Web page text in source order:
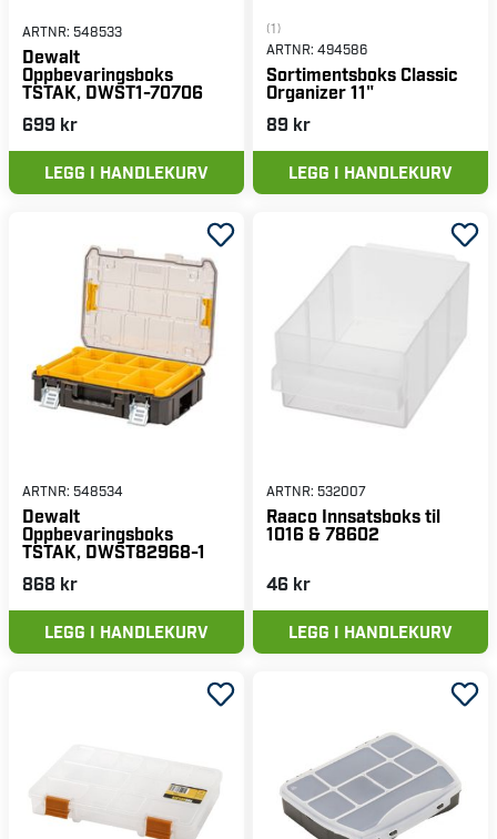
ARTNR: 548533
Dewalt
Oppbevaringsboks
TSTAK, DWST1-70706
699 kr
LEGG I HANDLEKURV
(1)
ARTNR: 494586
Sortimentsboks Classic
Organizer 11"
89 kr
LEGG I HANDLEKURV
ARTNR: 548534
Dewalt
Oppbevaringsboks
TSTAK, DWST82968-1
868 kr
LEGG I HANDLEKURV
ARTNR: 532007
Raaco Innsatsboks til
1016 & 78602
46 kr
LEGG I HANDLEKURV